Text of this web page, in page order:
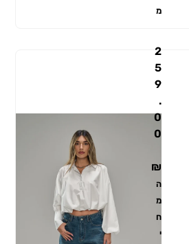
מ
2
5
9
.
0
0
₪
ה
מ
ח
י